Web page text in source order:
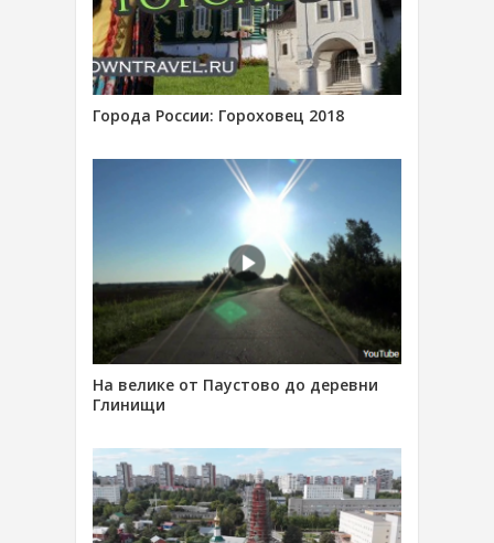
Города России: Гороховец 2018
На велике от Паустово до деревни
Глинищи